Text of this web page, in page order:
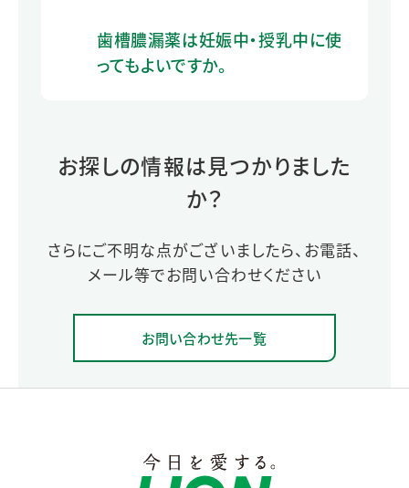
歯槽膿漏薬は妊娠中・授乳中に使
ってもよいですか。
お探しの情報は見つかりました
か？
さらにご不明な点がございましたら、お電話、
メール等でお問い合わせください
お問い合わせ先一覧